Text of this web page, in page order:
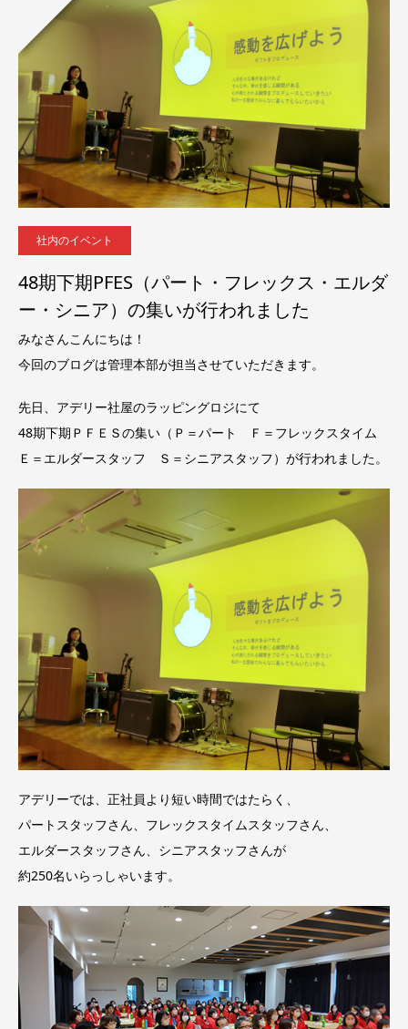
社内のイベント
48期下期PFES（パート・フレックス・エルダ
ー・シニア）の集いが行われました
みなさんこんにちは！
今回のブログは管理本部が担当させていただきます。
先日、アデリー社屋のラッピングロジにて
48期下期ＰＦＥＳの集い（Ｐ＝パート Ｆ＝フレックスタイム
Ｅ＝エルダースタッフ Ｓ＝シニアスタッフ）が行われました。
アデリーでは、正社員より短い時間ではたらく、
パートスタッフさん、フレックスタイムスタッフさん、
エルダースタッフさん、シニアスタッフさんが
約250名いらっしゃいます。